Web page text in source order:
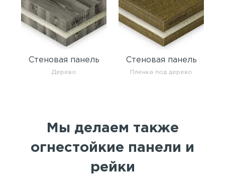
Стеновая панель
Дерево
Стеновая панель
Пленка под дерево
Мы делаем также
огнестойкие панели и
рейки